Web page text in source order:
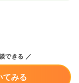
できる
てみる